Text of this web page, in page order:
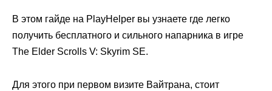
В этом гайде на PlayHelper вы узнаете где легко
получить бесплатного и сильного напарника в игре
The Elder Scrolls V: Skyrim SE.
Для этого при первом визите Вайтрана, стоит